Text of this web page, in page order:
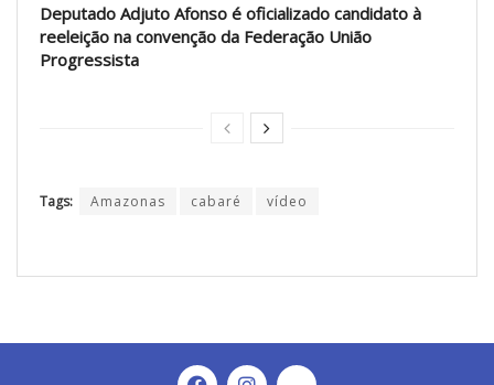
Deputado Adjuto Afonso é oficializado candidato à
reeleição na convenção da Federação União
Progressista
Tags: Amazonas cabaré vídeo